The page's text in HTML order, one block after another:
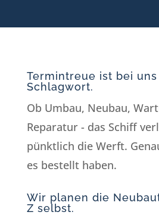
Termintreue ist bei
Schlagwort.
Ob Umbau, Neubau,
Reparatur -­ das Schiff
pünktlich die Werft.
es bestellt haben.
Wir planen die
Z selbst.